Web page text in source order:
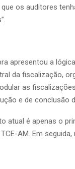
os auditores
apresentou a
da fiscalização,
as
e de conclusão
atual é apenas o
AM. Em